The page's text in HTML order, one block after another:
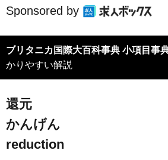
Sponsored by
ブリタニカ国際大百科事典 小項目事
かりやすい解説
還元
かんげん
reduction